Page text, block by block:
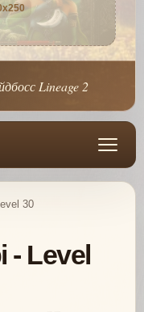
Lineage 2
30
Level